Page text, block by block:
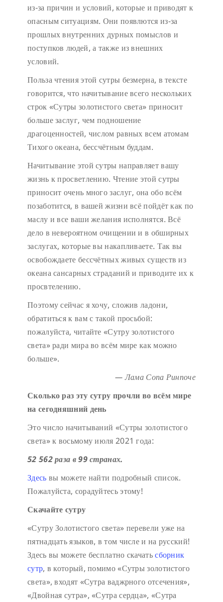
из-за причин и условий, которые и приводят к
опасным ситуациям. Они появлются из-за
прошлых внутренних дурных помыслов и
поступков людей, а также из внешних
условий.
Польза чтения этой сутры безмерна, в тексте
говорится, что начитывание всего нескольких
строк «Сутры золотистого света» приносит
больше заслуг, чем подношение
драгоценностей, числом равных всем атомам
Тихого океана, бессчётным буддам.
Начитывание этой сутры направляет вашу
жизнь к просветлению. Чтение этой сутры
приносит очень много заслуг, она обо всём
позаботится, в вашей жизни всё пойдёт как по
маслу и все ваши желания исполнятся. Всё
дело в невероятном очищении и в обширных
заслугах, которые вы накапливаете. Так вы
освобождаете бессчётных живых существ из
океана сансарных страданий и приводите их к
просвтелению.
Поэтому сейчас я хочу, сложив ладони,
обратиться к вам с такой просьбой:
пожалуйста, читайте «Сутру золотистого
света» ради мира во всём мире как можно
больше».
— Лама Сопа Ринпоче
Сколько раз эту сутру прочли во всём мире
на сегодняшний день
Это число начитываний «Сутры золотистого
света» к восьмому июля 2021 года:
52 562 раза в 99 странах.
Здесь вы можете найти подробный список.
Пожалуйста, сорадуйтесь этому!
Скачайте сутру
«Сутру Золотистого света» перевели уже на
пятнадцать языков, в том числе и на русский!
Здесь вы можете бесплатно скачатьсборник
сутр, в который, помимо «Сутры золотистого
света», входят «Сутра ваджрного отсечения»,
«Двойная сутра», «Сутра сердца», «Сутра